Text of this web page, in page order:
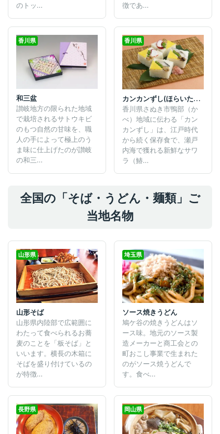
のトッ...
徴であ...
香川県
和三盆
讃岐地方の限られた地域
で栽培されるサトウキビ
のもつ自然の甘味を、職
人の手によって極上のう
ま味に仕上げたのが讃岐
の和三...
香川県
カンカンずし(ほらいたずし)
香川県さぬき市鴨部（か
べ）地域に伝わる「カン
カンずし」は、江戸時代
から続く保存食で、瀬戸
内海で獲れる新鮮なサワ
ラ（鰆...
全国の「そば・うどん・麺類」ご
当地名物
山形県
山形そば
山形県内陸部で広範囲に
わたって食べられるお蕎
麦のことを「板そば」と
いいます。横長の木箱に
そばを盛り付けているの
が特徴...
埼玉県
ソース焼きうどん
鳩ケ谷の焼きうどんはソ
ース味。地元のソース製
造メーカーと商工会との
町おこし事業で生まれた
のがソース焼うどんで
す。食べ...
長野県 岡山県